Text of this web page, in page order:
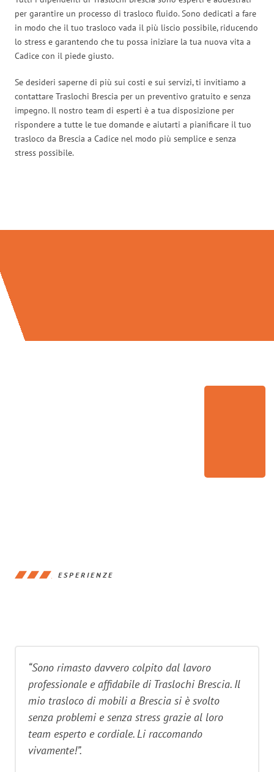
per garantire un processo di trasloco fluido. Sono dedicati a fare
in modo che il tuo trasloco vada il più liscio possibile, riducendo
lo stress e garantendo che tu possa iniziare la tua nuova vita a
Cadice con il piede giusto.
Se desideri saperne di più sui costi e sui servizi, ti invitiamo a
contattare Traslochi Brescia per un preventivo gratuito e senza
impegno. Il nostro team di esperti è a tua disposizione per
rispondere a tutte le tue domande e aiutarti a pianificare il tuo
trasloco da Brescia a Cadice nel modo più semplice e senza
stress possibile.
ESPERIENZE
“Sono rimasto davvero colpito dal lavoro
professionale e affidabile di Traslochi Brescia. Il
mio trasloco di mobili a Brescia si è svolto
senza problemi e senza stress grazie al loro
team esperto e cordiale. Li raccomando
vivamente!”.